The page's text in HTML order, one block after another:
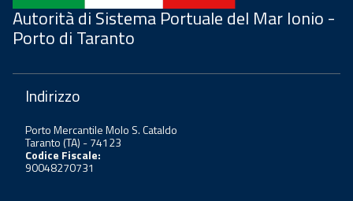
Autorità di Sistema Portuale del Mar Ionio -
Porto di Taranto
Indirizzo
Porto Mercantile Molo S. Cataldo
Taranto (TA) - 74123
Codice Fiscale:
90048270731